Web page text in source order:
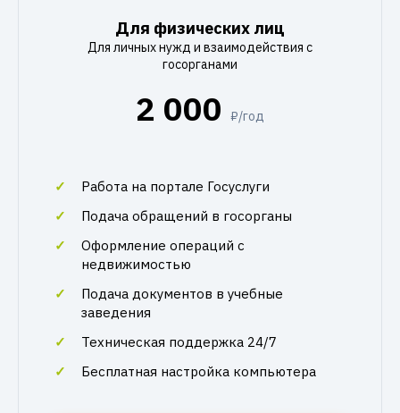
Для физических лиц
Для личных нужд и взаимодействия с
госорганами
2 000 ₽/год
Работа на портале Госуслуги
Подача обращений в госорганы
Оформление операций с
недвижимостью
Подача документов в учебные
заведения
Техническая поддержка 24/7
Бесплатная настройка компьютера